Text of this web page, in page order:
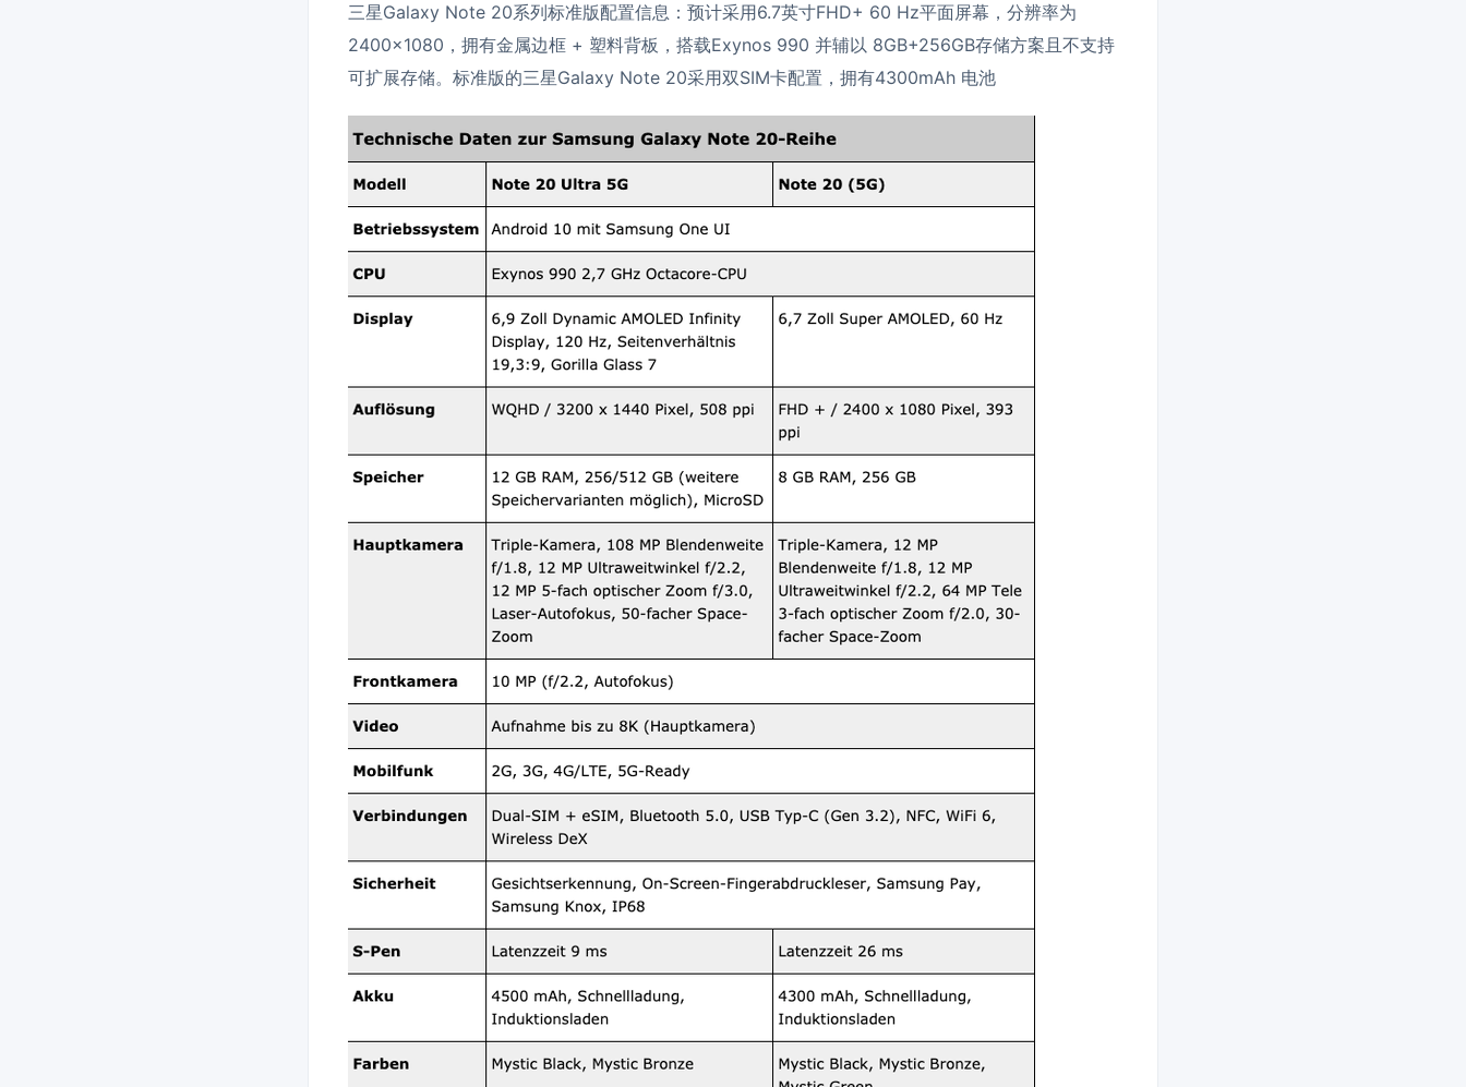
三星Galaxy Note 20系列标准版配置信息：预计采用6.7英寸FHD+ 60 Hz平面屏幕，分辨率为
2400×1080，拥有金属边框 + 塑料背板，搭载Exynos 990 并辅以 8GB+256GB存储方案且不支持
可扩展存储。标准版的三星Galaxy Note 20采用双SIM卡配置，拥有4300mAh 电池